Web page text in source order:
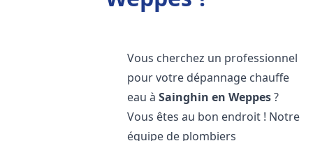
Vous cherchez un professionnel
pour votre dépannage chauffe
eau àSainghin en Weppes?
Vous êtes au bon endroit ! Notre
équipe de plombiers